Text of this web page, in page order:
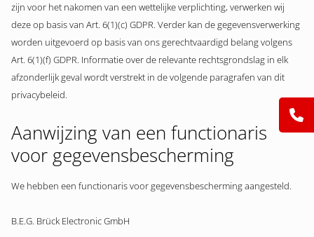
zijn voor het nakomen van een wettelijke verplichting, verwerken wij
deze op basis van Art. 6(1)(c) GDPR. Verder kan de gegevensverwerking
worden uitgevoerd op basis van ons gerechtvaardigd belang volgens
Art. 6(1)(f) GDPR. Informatie over de relevante rechtsgrondslag in elk
afzonderlijk geval wordt verstrekt in de volgende paragrafen van dit
privacybeleid.
Aanwijzing van een functionaris
voor gegevensbescherming
We hebben een functionaris voor gegevensbescherming aangesteld.
B.E.G. Brück Electronic GmbH